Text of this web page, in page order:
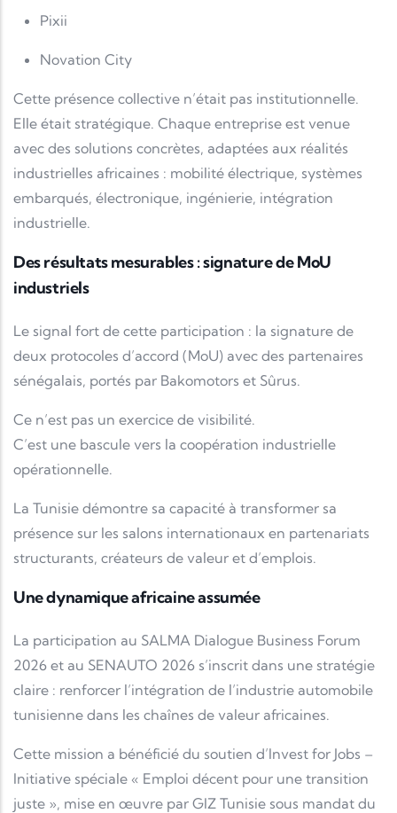
Pixii
Novation City
Cette présence collective n’était pas institutionnelle.
Elle était stratégique. Chaque entreprise est venue
avec des solutions concrètes, adaptées aux réalités
industrielles africaines : mobilité électrique, systèmes
embarqués, électronique, ingénierie, intégration
industrielle.
Des résultats mesurables : signature de MoU
industriels
Le signal fort de cette participation : la signature de
deux protocoles d’accord (MoU) avec des partenaires
sénégalais, portés par Bakomotors et Sûrus.
Ce n’est pas un exercice de visibilité.
C’est une bascule vers la coopération industrielle
opérationnelle.
La Tunisie démontre sa capacité à transformer sa
présence sur les salons internationaux en partenariats
structurants, créateurs de valeur et d’emplois.
Une dynamique africaine assumée
La participation au SALMA Dialogue Business Forum
2026 et au SENAUTO 2026 s’inscrit dans une stratégie
claire : renforcer l’intégration de l’industrie automobile
tunisienne dans les chaînes de valeur africaines.
Cette mission a bénéficié du soutien d’Invest for Jobs –
Initiative spéciale « Emploi décent pour une transition
juste », mise en œuvre par GIZ Tunisie sous mandat du